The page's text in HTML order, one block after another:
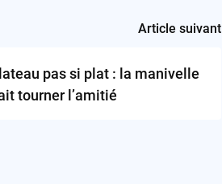
Article suivant
pas si plat : la manivelle
tourner l’amitié